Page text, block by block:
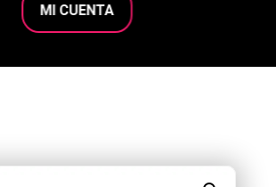
MI CUENTA